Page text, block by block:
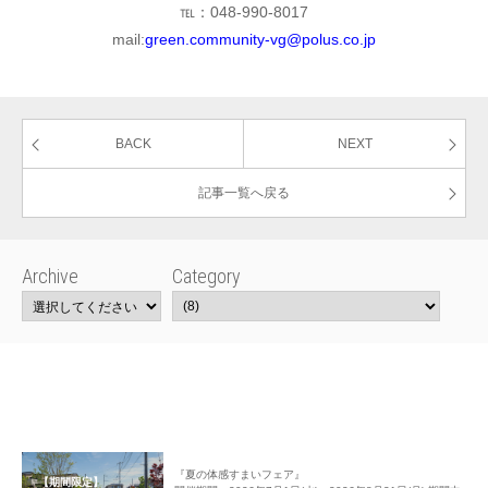
℡：048-990-8017
mail:green.community-vg@polus.co.jp
BACK NEXT
記事一覧へ戻る
Archive Category
【期間限定】
『夏の体感すまいフェア』